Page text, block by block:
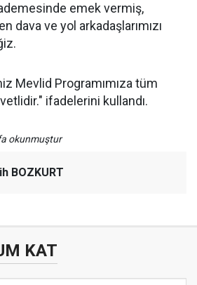
emek vermiş,
dava ve yol arkadaşlarımızı
Mevlid Programımıza tüm
ifadelerini kullandı.
okunmuştur
BOZKURT
KAT